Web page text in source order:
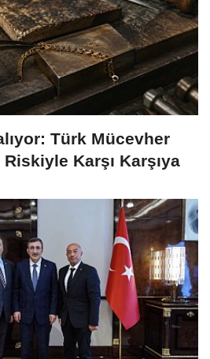
Türk Mücevher
Karşı Karşıya